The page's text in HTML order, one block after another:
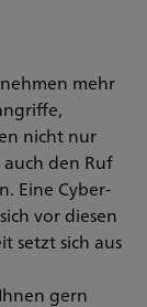
mehr
nicht nur
den Ruf
Eine Cyber-
vor diesen
setzt sich aus
gern